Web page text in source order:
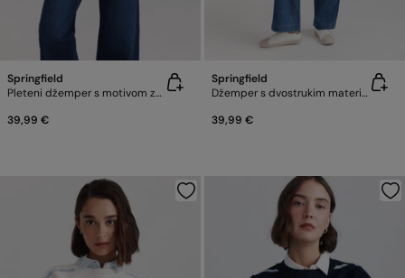
Springfield
Pleteni džemper s motivom zastave
39,99 €
Springfield
Džemper s dvostrukim materijalom s uzorkom psa
39,99 €